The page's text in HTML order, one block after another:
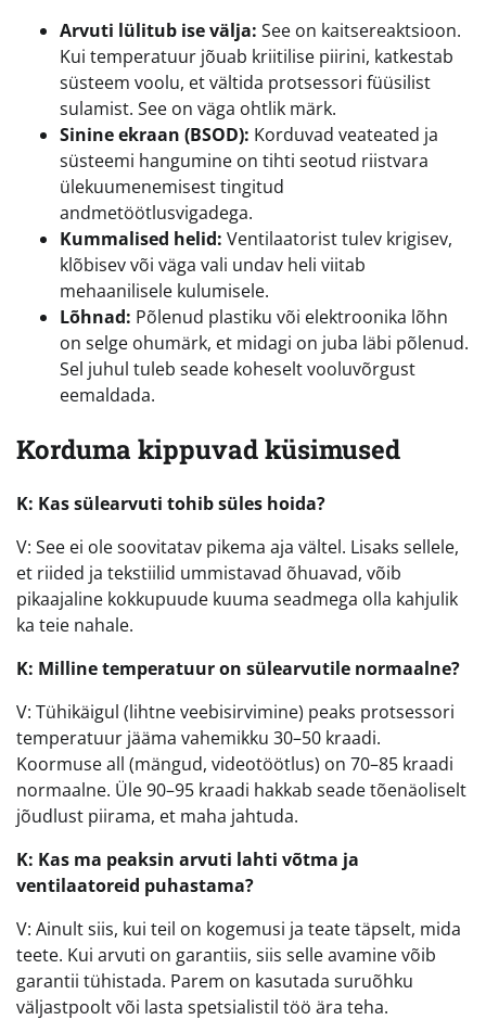
Arvuti lülitub ise välja: See on kaitsereaktsioon.
Kui temperatuur jõuab kriitilise piirini, katkestab
süsteem voolu, et vältida protsessori füüsilist
sulamist. See on väga ohtlik märk.
Sinine ekraan (BSOD): Korduvad veateated ja
süsteemi hangumine on tihti seotud riistvara
ülekuumenemisest tingitud
andmetöötlusvigadega.
Kummalised helid: Ventilaatorist tulev krigisev,
klõbisev või väga vali undav heli viitab
mehaanilisele kulumisele.
Lõhnad: Põlenud plastiku või elektroonika lõhn
on selge ohumärk, et midagi on juba läbi põlenud.
Sel juhul tuleb seade koheselt vooluvõrgust
eemaldada.
Korduma kippuvad küsimused
K: Kas sülearvuti tohib süles hoida?
V: See ei ole soovitatav pikema aja vältel. Lisaks sellele,
et riided ja tekstiilid ummistavad õhuavad, võib
pikaajaline kokkupuude kuuma seadmega olla kahjulik
ka teie nahale.
K: Milline temperatuur on sülearvutile normaalne?
V: Tühikäigul (lihtne veebisirvimine) peaks protsessori
temperatuur jääma vahemikku 30–50 kraadi.
Koormuse all (mängud, videotöötlus) on 70–85 kraadi
normaalne. Üle 90–95 kraadi hakkab seade tõenäoliselt
jõudlust piirama, et maha jahtuda.
K: Kas ma peaksin arvuti lahti võtma ja
ventilaatoreid puhastama?
V: Ainult siis, kui teil on kogemusi ja teate täpselt, mida
teete. Kui arvuti on garantiis, siis selle avamine võib
garantii tühistada. Parem on kasutada suruõhku
väljastpoolt või lasta spetsialistil töö ära teha.